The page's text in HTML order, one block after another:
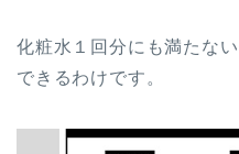
化粧水１回分にも満たな
できるわけです。